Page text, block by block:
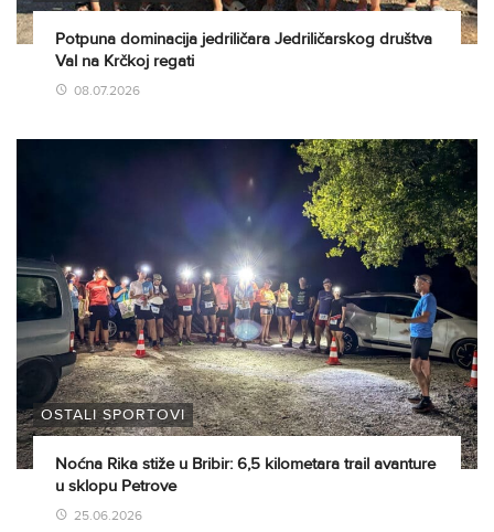
Potpuna dominacija jedriličara Jedriličarskog društva
Val na Krčkoj regati
08.07.2026
OSTALI SPORTOVI
Noćna Rika stiže u Bribir: 6,5 kilometara trail avanture
u sklopu Petrove
25.06.2026